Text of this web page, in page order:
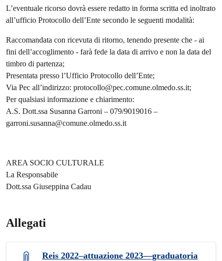
L’eventuale ricorso dovrà essere redatto in forma scritta ed inoltrato
all’ufficio Protocollo dell’Ente secondo le seguenti modalità:
Raccomandata con ricevuta di ritorno, tenendo presente che - ai
fini dell’accoglimento - farà fede la data di arrivo e non la data del
timbro di partenza;
Presentata presso l’Ufficio Protocollo dell’Ente;
Via Pec all’indirizzo: protocollo@pec.comune.olmedo.ss.it;
Per qualsiasi informazione e chiarimento:
A.S. Dott.ssa Susanna Garroni – 079/9019016 –
garroni.susanna@comune.olmedo.ss.it
AREA SOCIO CULTURALE
La Responsabile
Dott.ssa Giuseppina Cadau
Allegati
Reis 2022–attuazione 2023—graduatoria